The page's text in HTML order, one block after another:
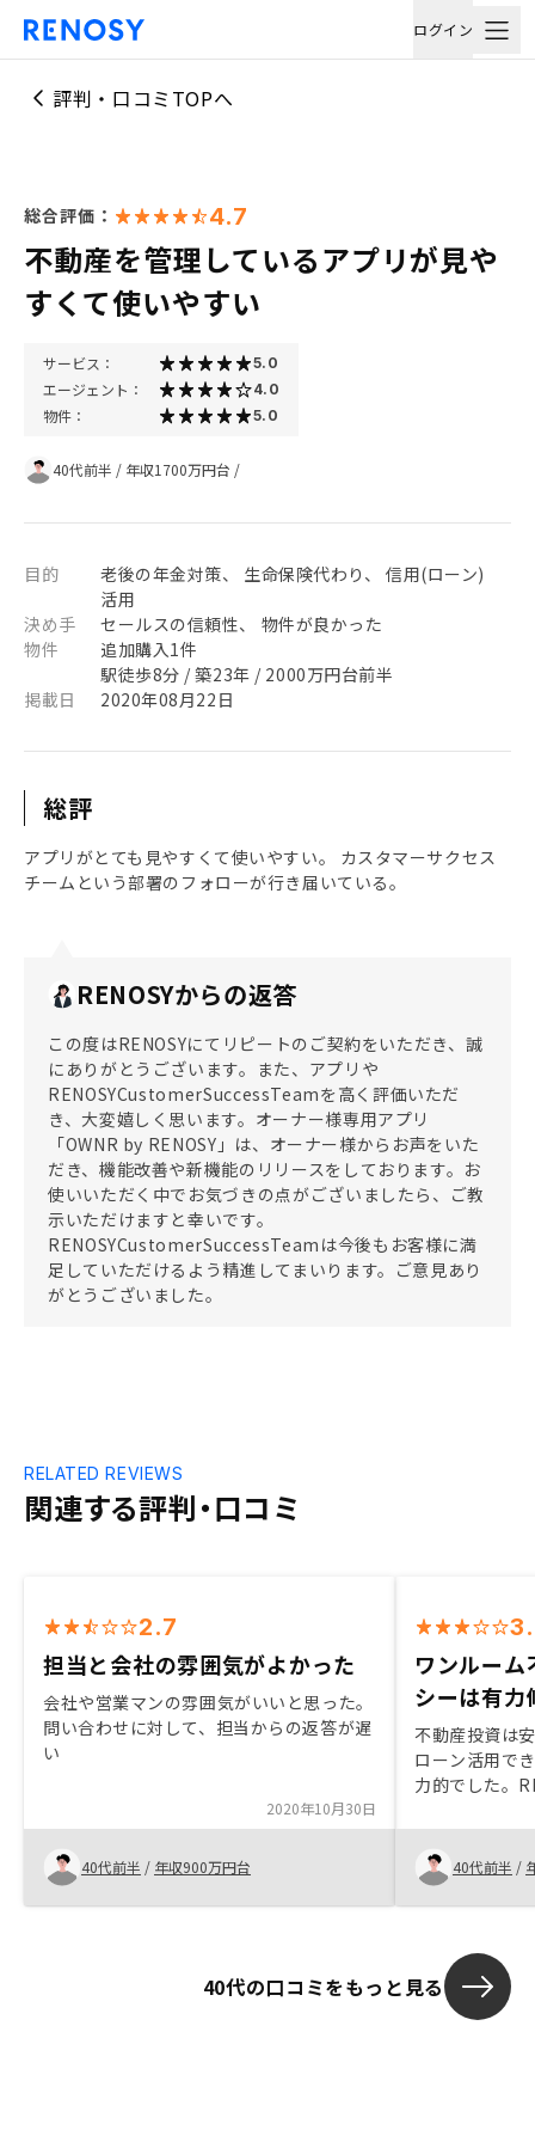
ログイン
評判・口コミTOPへ
総合評価： 4.7
不動産を管理しているアプリが見や
すくて使いやすい
サービス： 5.0
エージェント： 4.0
物件： 5.0
40代前半 / 年収1700万円台 /
目的
老後の年金対策、 生命保険代わり、 信用(ローン)
活用
決め手
セールスの信頼性、 物件が良かった
物件
追加購入1件
駅徒歩8分 / 築23年 / 2000万円台前半
掲載日
2020年08月22日
総評
アプリがとても見やすくて使いやすい。 カスタマーサクセス
チームという部署のフォローが行き届いている。
RENOSYからの返答
この度はRENOSYにてリピートのご契約をいただき、誠
にありがとうございます。また、アプリや
RENOSYCustomerSuccessTeamを高く評価いただ
き、大変嬉しく思います。オーナー様専用アプリ
「OWNR by RENOSY」は、オーナー様からお声をいた
だき、機能改善や新機能のリリースをしております。お
使いいただく中でお気づきの点がございましたら、ご教
示いただけますと幸いです。
RENOSYCustomerSuccessTeamは今後もお客様に満
足していただけるよう精進してまいります。ご意見あり
がとうございました。
関連する評判・口コミ
RELATED REVIEWS
2.7
担当と会社の雰囲気がよかった
会社や営業マンの雰囲気がいいと思った。
問い合わせに対して、担当からの返答が遅
い
2020年10月30日
40代前半 / 年収900万円台
ワンルー
シーは有力
不動産投資は
ローン活用で
力的でした。
クノロジーを
しています。
どを数値化し
加味するなど
40代前半 /
40代の口コミをもっと見る